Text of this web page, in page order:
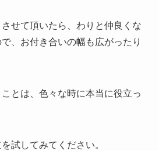
せて頂いたら、わりと仲良くな
、お付き合いの幅も広がったり
とは、色々な時に本当に役立っ
試してみてください。